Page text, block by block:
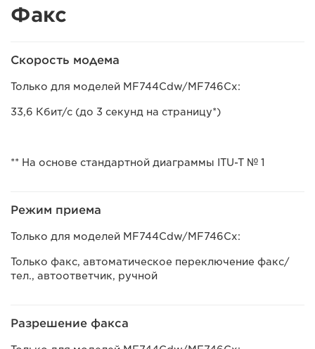
Факс
Скорость модема
Только для моделей MF744Cdw/MF746Cx:
33,6 Кбит/с (до 3 секунд на страницу*)
** На основе стандартной диаграммы ITU-T № 1
Режим приема
Только для моделей MF744Cdw/MF746Cx:
Только факс, автоматическое переключение факс/
тел., автоответчик, ручной
Разрешение факса